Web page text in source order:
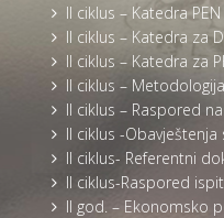
II ciklus – Katedra PEN
II ciklus – Katedra za
II ciklus – Katedra za
II ciklus –
II ciklus – Raspored
II ciklus -Obavještenja
II ciklus- Referentni
II ciklus-Raspored
II god. – Ekonomsko